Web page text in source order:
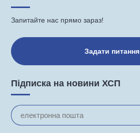
Запитайте нас прямо зараз!
Задати питання
Підписка на новини ХСП